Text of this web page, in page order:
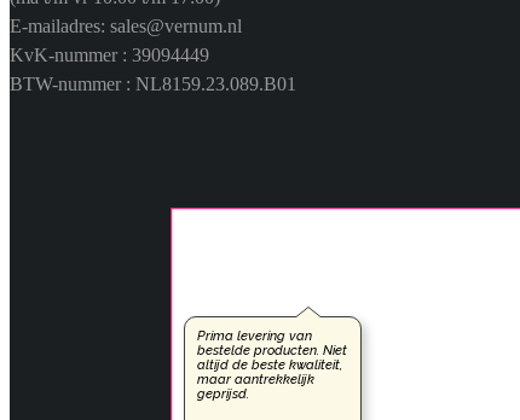
E-mailadres: sales@vernum.nl
KvK-nummer : 39094449
BTW-nummer : NL8159.23.089.B01